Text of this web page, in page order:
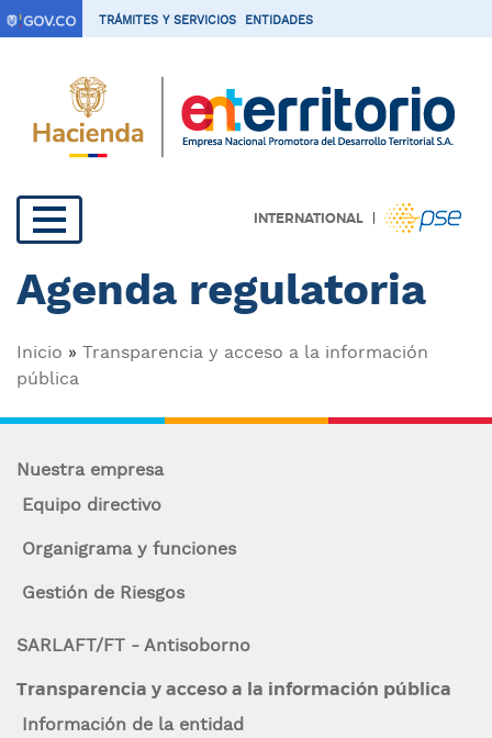
P
a
TRÁMITES Y SERVICIOS ENTIDADES
INTERNATIONAL |
Navegación
principal
Agenda regulatoria
Sobrescribir
enlaces
ayuda
la
navegación
Inicio
Transparencia y acceso a la información
pública
Nuestra empresa
Equipo directivo
Organigrama y funciones
Gestión de Riesgos
SARLAFT/FT - Antisoborno
Transparencia y acceso a la información pública
Información de la entidad